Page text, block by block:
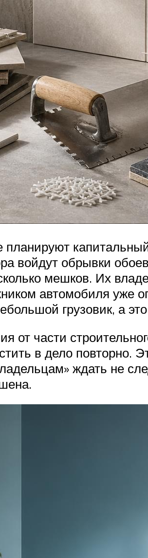
планируют
войдут обрывки
мешков. Их
автомобиля уже
грузовик, а
от части
в дело повторно.
ждать не